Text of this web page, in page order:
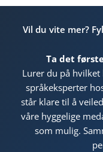
Vil du vite mer?
Ta det
Lurer du på hvilket
språkeksperter
står klare til å
våre hyggelige
som mulig.